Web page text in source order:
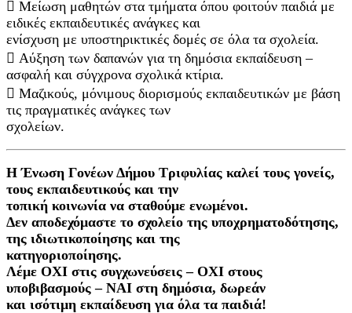
 Μείωση μαθητών στα τμήματα όπου φοιτούν παιδιά με
ειδικές εκπαιδευτικές ανάγκες και
ενίσχυση με υποστηρικτικές δομές σε όλα τα σχολεία.
 Αύξηση των δαπανών για τη δημόσια εκπαίδευση –
ασφαλή και σύγχρονα σχολικά κτίρια.
 Μαζικούς, μόνιμους διορισμούς εκπαιδευτικών με βάση
τις πραγματικές ανάγκες των
σχολείων.
Η Ένωση Γονέων Δήμου Τριφυλίας καλεί τους γονείς,
τους εκπαιδευτικούς και την
τοπική κοινωνία να σταθούμε ενωμένοι.
Δεν αποδεχόμαστε το σχολείο της υποχρηματοδότησης,
της ιδιωτικοποίησης και της
κατηγοριοποίησης.
Λέμε ΟΧΙ στις συγχωνεύσεις – ΟΧΙ στους
υποβιβασμούς – ΝΑΙ στη δημόσια, δωρεάν
και ισότιμη εκπαίδευση για όλα τα παιδιά!